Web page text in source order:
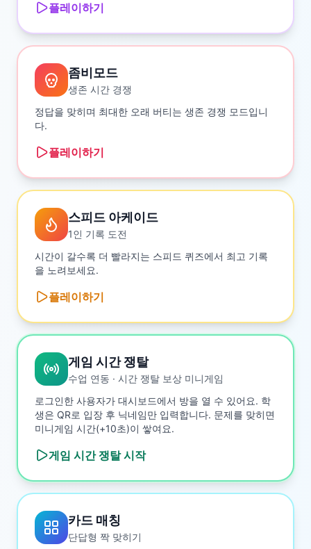
플레이하기
좀비모드
생존 시간 경쟁
정답을 맞히며 최대한 오래 버티는 생존 경쟁 모드입니
다.
플레이하기
스피드 아케이드
1인 기록 도전
시간이 갈수록 더 빨라지는 스피드 퀴즈에서 최고 기록
을 노려보세요.
플레이하기
게임 시간 쟁탈
수업 연동 · 시간 쟁탈 보상 미니게임
로그인한 사용자가 대시보드에서 방을 열 수 있어요. 학
생은 QR로 입장 후 닉네임만 입력합니다. 문제를 맞히면
미니게임 시간(+10초)이 쌓여요.
게임 시간 쟁탈시작
카드 매칭
단답형 짝 맞히기